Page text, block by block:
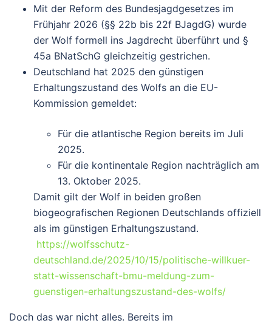
Mit der Reform des Bundesjagdgesetzes im
Frühjahr 2026 (§§ 22b bis 22f BJagdG) wurde
der Wolf formell ins Jagdrecht überführt und §
45a BNatSchG gleichzeitig gestrichen.
Deutschland hat 2025 den günstigen
Erhaltungszustand des Wolfs an die EU-
Kommission gemeldet:
Für die atlantische Region bereits im Juli
2025.
Für die kontinentale Region nachträglich am
13. Oktober 2025.
Damit gilt der Wolf in beiden großen
biogeografischen Regionen Deutschlands offiziell
als im günstigen Erhaltungszustand.
https://wolfsschutz-
deutschland.de/2025/10/15/politische-willkuer-
statt-wissenschaft-bmu-meldung-zum-
guenstigen-erhaltungszustand-des-wolfs/
Doch das war nicht alles. Bereits im